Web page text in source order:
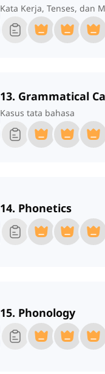
Kata Kerja, Tenses, dan
13. Grammatical
Kasus tata bahasa
14. Phonetics
15. Phonology